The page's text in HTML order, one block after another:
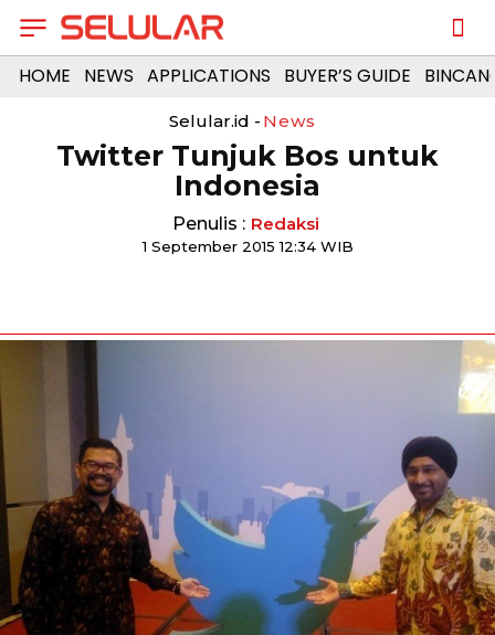
HOME NEWS APPLICATIONS BUYER’S GUIDE
Selular.id - News
Twitter Tunjuk Bos untuk
Indonesia
Penulis : Redaksi
1 September 2015 12:34 WIB